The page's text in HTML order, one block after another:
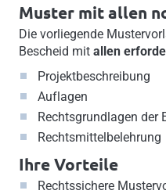
Muster mit allen
Die vorliegende
Bescheid mit allen
Projektbeschreibung
Auflagen
Rechtsgrundlagen der
Rechtsmittelbelehrung
Ihre Vorteile
Rechtssichere